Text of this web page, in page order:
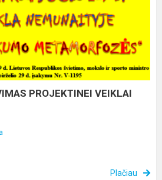
PROJEKTINEI VEIKLAI
Plačiau